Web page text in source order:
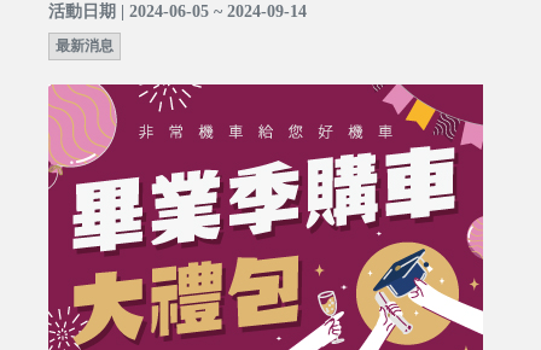
活動日期 | 2024-06-05 ~ 2024-09-14
最新消息